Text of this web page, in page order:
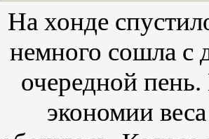
На хонде
немного сошла с
очередной
экономии